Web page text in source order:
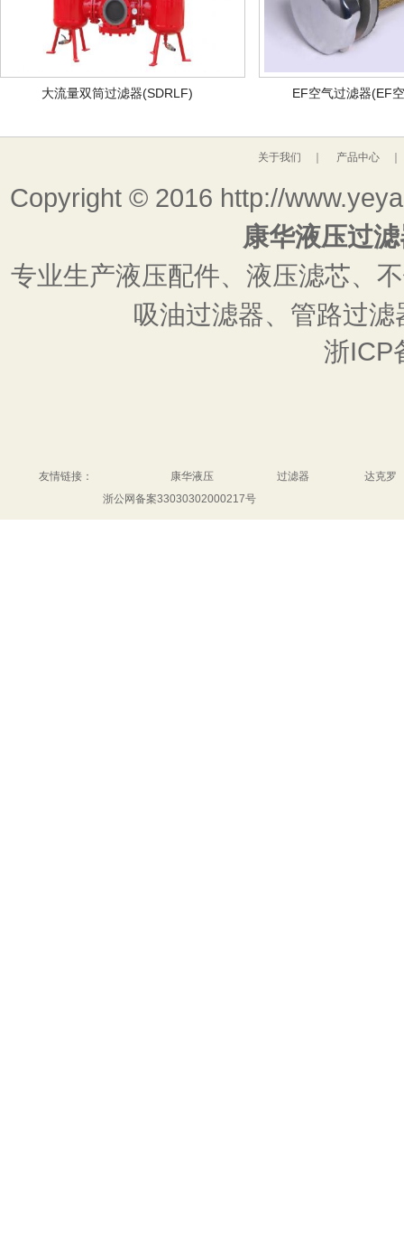
大流量双筒过滤器(SDRLF) EF空气过滤器(EF
关于我们 产品中心
Copyright © 2016 http://
康华液压过
专业生产液压配件、液压滤芯、
吸油过滤器、管路过
浙ICP
友情链接： 康华液压 过滤器
达克罗
浙公网备案33030302000217号